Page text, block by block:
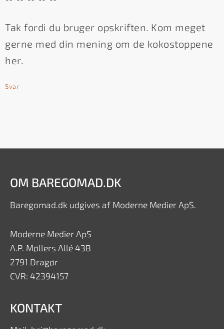
Tak fordi du bruger opskriften. Kom meget
gerne med din mening om de kokostoppene
her.
Svar
OM BAREGOMAD.DK
Baregomad.dk udgives af Moderne Medier ApS.
Moderne Medier ApS
A.P. Møllers Allé 43B
2791 Dragør
CVR: 42394157
KONTAKT